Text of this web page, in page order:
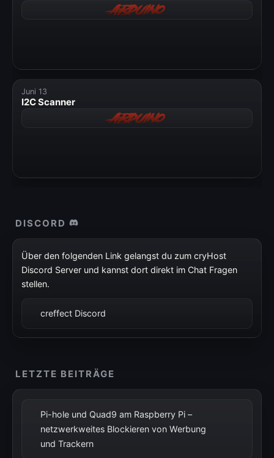
Arduino
Juni 13
I2C Scanner
Arduino
DISCORD
Über den folgenden Link gelangst du zum cryHost
Discord Server und kannst dort direkt im Chat Fragen
stellen.
creffect Discord
LETZTE BEITRÄGE
Pi-hole und Quad9 am Raspberry Pi –
netzwerkweites Blockieren von Werbung
und Trackern
» Datenschutzerklärung